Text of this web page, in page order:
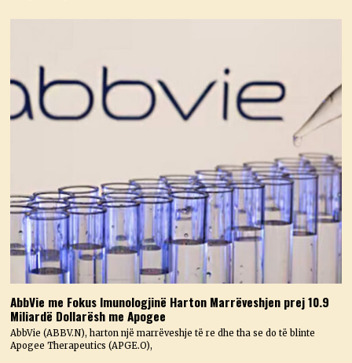
AbbVie me Fokus Imunologjinë Harton Marrëveshjen prej 10.9
Miliardë Dollarësh me Apogee
AbbVie (ABBV.N), harton një marrëveshje të re dhe tha se do të blinte
Apogee Therapeutics (APGE.O),